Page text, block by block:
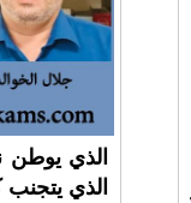
الذي يوطن
الذي يتجنب